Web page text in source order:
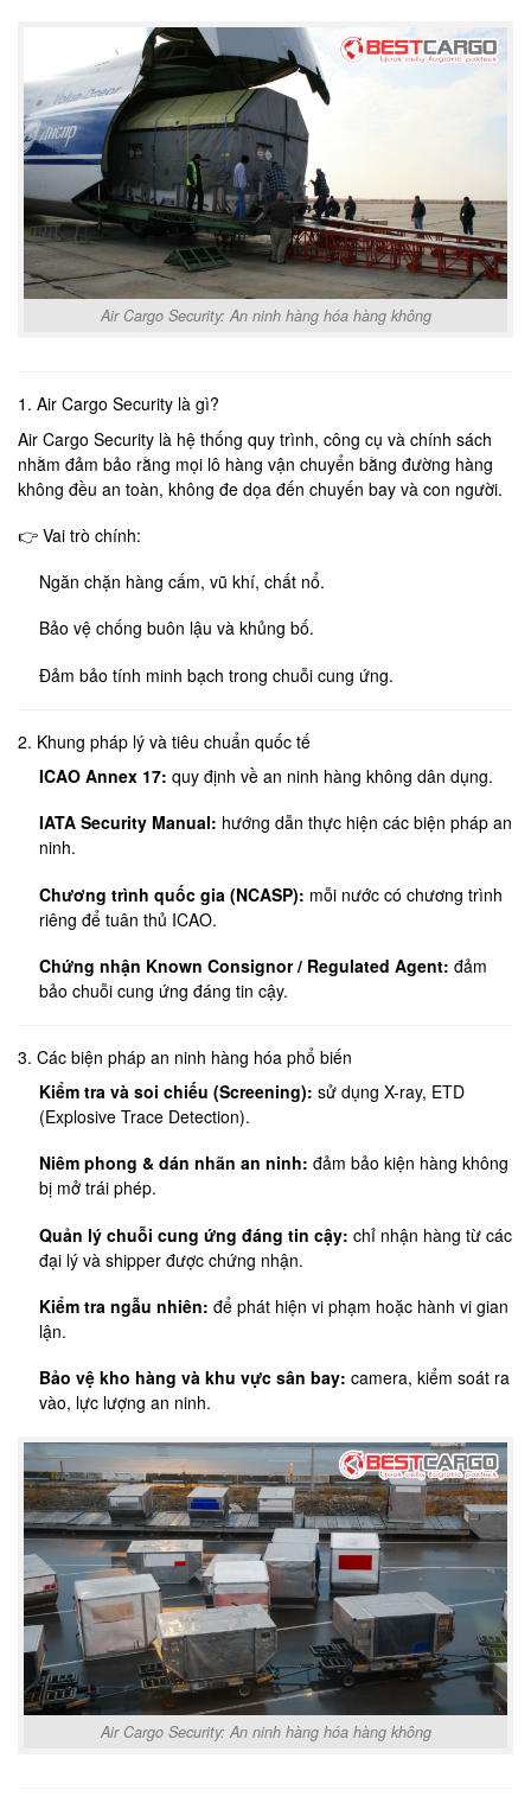
Air Cargo Security: An ninh hàng hóa hàng không
1. Air Cargo Security là gì?
Air Cargo Security là hệ thống quy trình, công cụ và chính sách
nhằm đảm bảo rằng mọi lô hàng vận chuyển bằng đường hàng
không đều an toàn, không đe dọa đến chuyến bay và con người.
👉 Vai trò chính:
Ngăn chặn hàng cấm, vũ khí, chất nổ.
Bảo vệ chống buôn lậu và khủng bố.
Đảm bảo tính minh bạch trong chuỗi cung ứng.
2. Khung pháp lý và tiêu chuẩn quốc tế
ICAO Annex 17: quy định về an ninh hàng không dân dụng.
IATA Security Manual: hướng dẫn thực hiện các biện pháp an
ninh.
Chương trình quốc gia (NCASP): mỗi nước có chương trình
riêng để tuân thủ ICAO.
Chứng nhận Known Consignor / Regulated Agent: đảm
bảo chuỗi cung ứng đáng tin cậy.
3. Các biện pháp an ninh hàng hóa phổ biến
Kiểm tra và soi chiếu (Screening): sử dụng X-ray, ETD
(Explosive Trace Detection).
Niêm phong & dán nhãn an ninh: đảm bảo kiện hàng không
bị mở trái phép.
Quản lý chuỗi cung ứng đáng tin cậy: chỉ nhận hàng từ các
đại lý và shipper được chứng nhận.
Kiểm tra ngẫu nhiên: để phát hiện vi phạm hoặc hành vi gian
lận.
Bảo vệ kho hàng và khu vực sân bay: camera, kiểm soát ra
vào, lực lượng an ninh.
Air Cargo Security: An ninh hàng hóa hàng không